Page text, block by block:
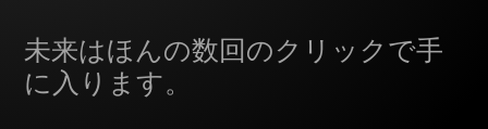
未来はほんの数回のクリックで手
に入ります。